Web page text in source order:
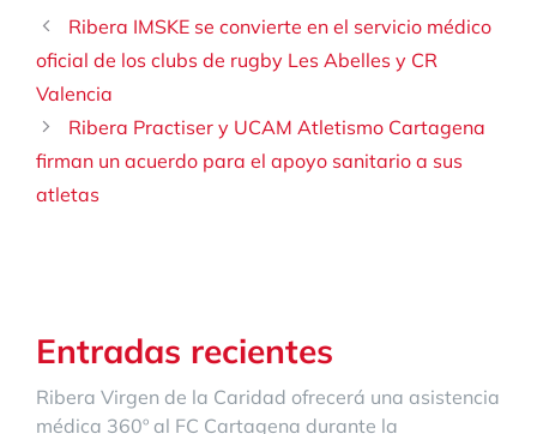
Ribera IMSKE se convierte en el servicio médico
oficial de los clubs de rugby Les Abelles y CR
Valencia
Ribera Practiser y UCAM Atletismo Cartagena
firman un acuerdo para el apoyo sanitario a sus
atletas
Entradas recientes
Ribera Virgen de la Caridad ofrecerá una asistencia
médica 360º al FC Cartagena durante la